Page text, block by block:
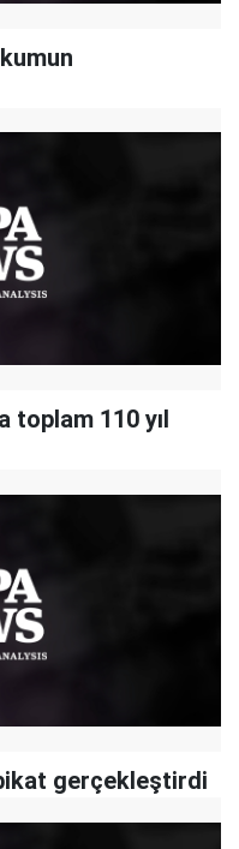
toplam 110 yıl
gerçekleştirdi